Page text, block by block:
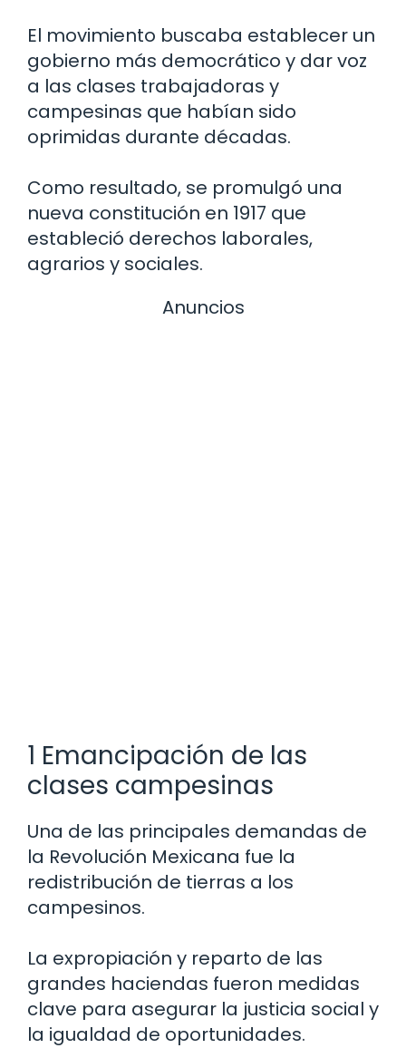
El movimiento buscaba establecer un
gobierno más democrático y dar voz
a las clases trabajadoras y
campesinas que habían sido
oprimidas durante décadas.
Como resultado, se promulgó una
nueva constitución en 1917 que
estableció derechos laborales,
agrarios y sociales.
Anuncios
1 Emancipación de las
clases campesinas
Una de las principales demandas de
la Revolución Mexicana fue la
redistribución de tierras a los
campesinos.
La expropiación y reparto de las
grandes haciendas fueron medidas
clave para asegurar la justicia social y
la igualdad de oportunidades.